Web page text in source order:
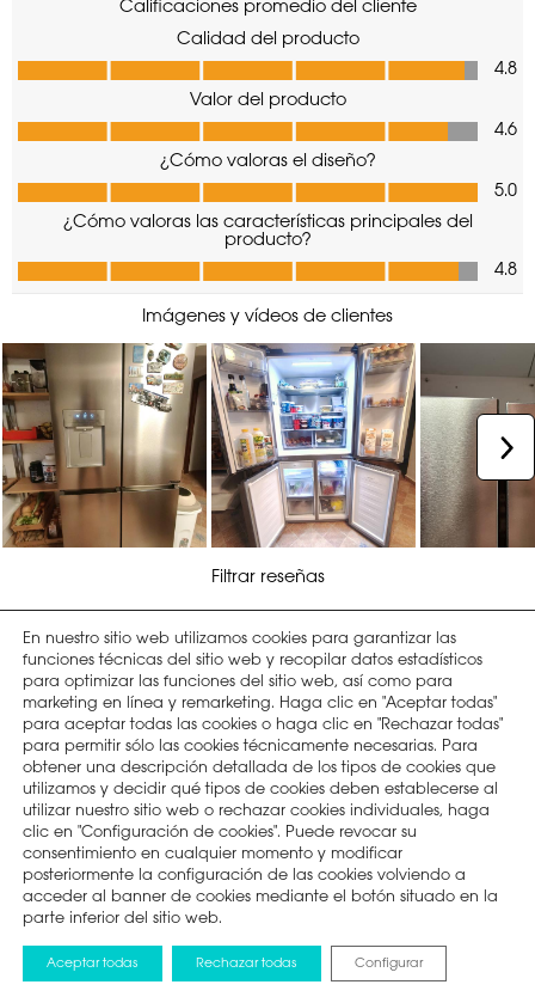
En nuestro sitio web utilizamos cookies para garantizar las
funciones técnicas del sitio web y recopilar datos estadísticos
para optimizar las funciones del sitio web, así como para
marketing en línea y remarketing. Haga clic en "Aceptar todas"
para aceptar todas las cookies o haga clic en "Rechazar todas"
para permitir sólo las cookies técnicamente necesarias. Para
obtener una descripción detallada de los tipos de cookies que
utilizamos y decidir qué tipos de cookies deben establecerse al
utilizar nuestro sitio web o rechazar cookies individuales, haga
clic en "Configuración de cookies". Puede revocar su
consentimiento en cualquier momento y modificar
posteriormente la configuración de las cookies volviendo a
acceder al banner de cookies mediante el botón situado en la
parte inferior del sitio web.
Aceptar todas Rechazar todas Configurar